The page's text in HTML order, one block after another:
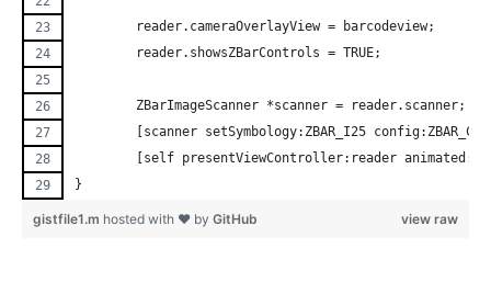
	reader.cameraOverlayView = barcodeview;
	reader.showsZBarControls = TRUE;
	ZBarImageScanner *scanner = reader.scanner;
[scanner setSymbology:ZBAR_I25
[self presentViewController:reader
}
view raw
gistfile1.m hosted with ❤ by GitHub